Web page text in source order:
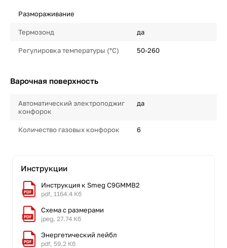
Размораживание
Термозонд да
Регулировка температуры (°C) 50-260
Варочная поверхность
Автоматический электроподжиг
конфорок
да
Количество газовых конфорок 6
Инструкции
Инструкция к Smeg C9GMMB2
pdf, 1164.4 Кб
Схема с размерами
jpeg, 27.74 Кб
Энергетический лейбл
pdf, 59.2 Кб